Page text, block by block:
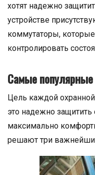
хотят надежно
устройстве
коммутаторы,
контролировать
Самые
Цель каждой
это надежно защитить
максимально
решают три